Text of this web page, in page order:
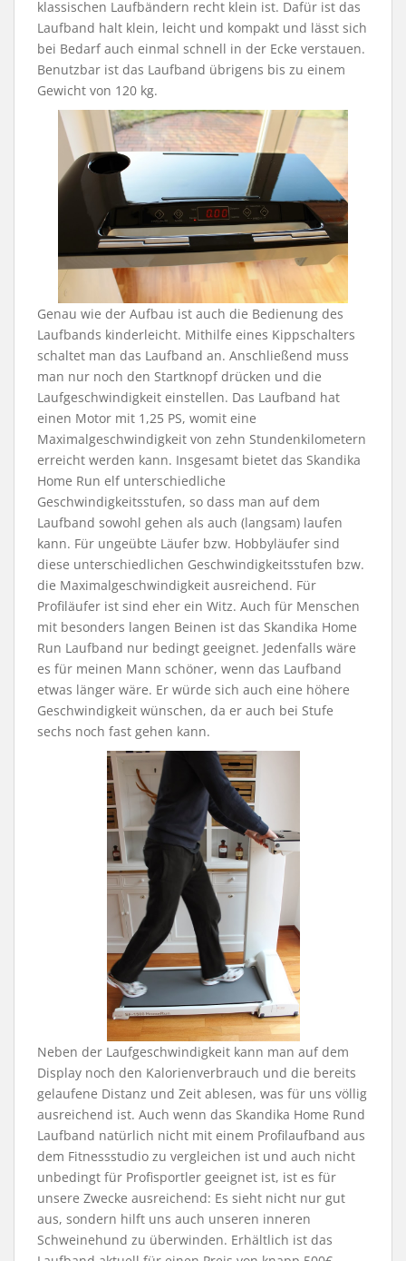
klassischen Laufbändern recht klein ist. Dafür ist das
Laufband halt klein, leicht und kompakt und lässt sich
bei Bedarf auch einmal schnell in der Ecke verstauen.
Benutzbar ist das Laufband übrigens bis zu einem
Gewicht von 120 kg.
Genau wie der Aufbau ist auch die Bedienung des
Laufbands kinderleicht. Mithilfe eines Kippschalters
schaltet man das Laufband an. Anschließend muss
man nur noch den Startknopf drücken und die
Laufgeschwindigkeit einstellen. Das Laufband hat
einen Motor mit 1,25 PS, womit eine
Maximalgeschwindigkeit von zehn Stundenkilometern
erreicht werden kann. Insgesamt bietet das Skandika
Home Run elf unterschiedliche
Geschwindigkeitsstufen, so dass man auf dem
Laufband sowohl gehen als auch (langsam) laufen
kann. Für ungeübte Läufer bzw. Hobbyläufer sind
diese unterschiedlichen Geschwindigkeitsstufen bzw.
die Maximalgeschwindigkeit ausreichend. Für
Profiläufer ist sind eher ein Witz. Auch für Menschen
mit besonders langen Beinen ist das Skandika Home
Run Laufband nur bedingt geeignet. Jedenfalls wäre
es für meinen Mann schöner, wenn das Laufband
etwas länger wäre. Er würde sich auch eine höhere
Geschwindigkeit wünschen, da er auch bei Stufe
sechs noch fast gehen kann.
Neben der Laufgeschwindigkeit kann man auf dem
Display noch den Kalorienverbrauch und die bereits
gelaufene Distanz und Zeit ablesen, was für uns völlig
ausreichend ist. Auch wenn das Skandika Home Rund
Laufband natürlich nicht mit einem Profilaufband aus
dem Fitnessstudio zu vergleichen ist und auch nicht
unbedingt für Profisportler geeignet ist, ist es für
unsere Zwecke ausreichend: Es sieht nicht nur gut
aus, sondern hilft uns auch unseren inneren
Schweinehund zu überwinden. Erhältlich ist das